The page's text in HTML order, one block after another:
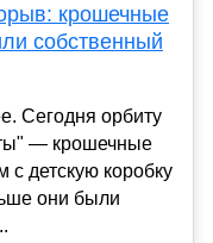
крошечные
собственный
Сегодня орбиту
— крошечные
с детскую коробку
они были